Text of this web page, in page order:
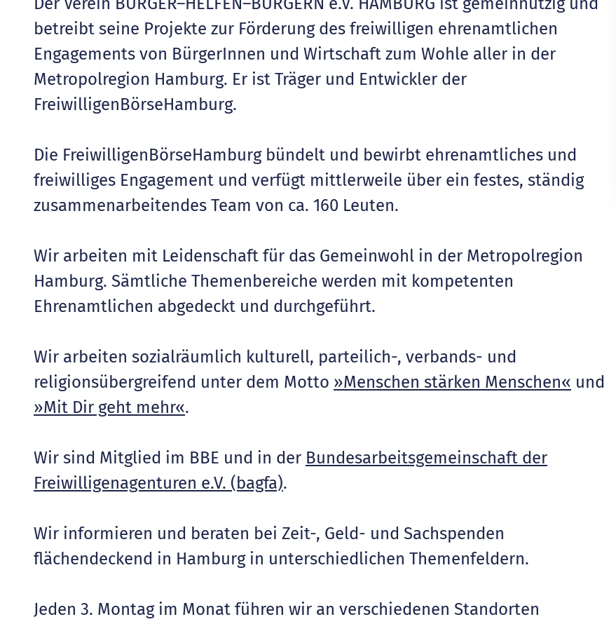
betreibt seine Projekte zur Förderung des freiwilligen ehrenamtlichen
Engagements von BürgerInnen und Wirtschaft zum Wohle aller in der
Metropolregion Hamburg. Er ist Träger und Entwickler der
FreiwilligenBörseHamburg.
Die FreiwilligenBörseHamburg bündelt und bewirbt ehrenamtliches und
freiwilliges Engagement und verfügt mittlerweile über ein festes, ständig
zusammenarbeitendes Team von ca. 160 Leuten.
Wir arbeiten mit Leidenschaft für das Gemeinwohl in der Metropolregion
Hamburg. Sämtliche Themenbereiche werden mit kompetenten
Ehrenamtlichen abgedeckt und durchgeführt.
Wir arbeiten sozialräumlich kulturell, parteilich-, verbands- und
religionsübergreifend unter dem Motto »Menschen stärken Menschen« und
»Mit Dir geht mehr«.
Wir sind Mitglied im BBE und in der Bundesarbeitsgemeinschaft der
Freiwilligenagenturen e.V. (bagfa).
Wir informieren und beraten bei Zeit-, Geld- und Sachspenden
flächendeckend in Hamburg in unterschiedlichen Themenfeldern.
Jeden 3. Montag im Monat führen wir an verschiedenen Standorten